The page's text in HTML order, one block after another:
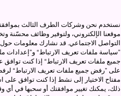
نستخدم نحن وشركات الطرف الثالث
موقعنا الإلكتروني، ولتوفير وظائف محسّنة
التواصل الاجتماعي. قد نشارك معلومات
”سياسة ملفات تعريف الارتباط“ و”إعدادات
جميع ملفات تعريف الارتباط“ إذا كنت توافق
على ”رفض جميع ملفات تعريف الارتباط“
مفتاح الاختيار إلى نشط إذا كنت توافق على